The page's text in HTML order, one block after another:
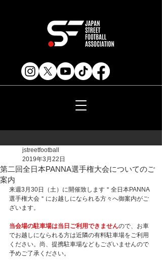
第二回全日本PANNA選手権大会についてのご
案内
jstreetfootball
2019年3月22日
来週3月30日（土）に開催致します＂全日本PANNA
選手権大会＂にお越しになられる方々へ御案内がご
ざいます。
当会場の駐車場は当日ご利用できませんので、お車
でお越しになられる方は近隣の有料駐車場をご利用
ください。尚、提携駐車場などもございませんので
予めご了承ください。